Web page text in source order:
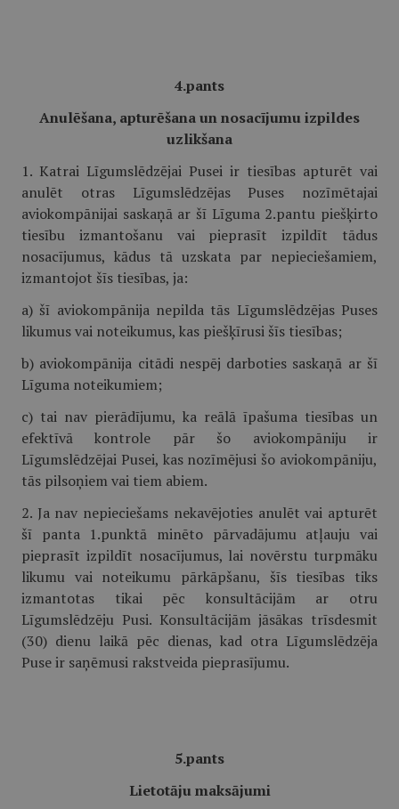
4.pants
Anulēšana, apturēšana un nosacījumu izpildes
uzlikšana
1. Katrai Līgumslēdzējai Pusei ir tiesības apturēt vai
anulēt otras Līgumslēdzējas Puses nozīmētajai
aviokompānijai saskaņā ar šī Līguma 2.pantu piešķirto
tiesību izmantošanu vai pieprasīt izpildīt tādus
nosacījumus, kādus tā uzskata par nepieciešamiem,
izmantojot šīs tiesības, ja:
a) šī aviokompānija nepilda tās Līgumslēdzējas Puses
likumus vai noteikumus, kas piešķīrusi šīs tiesības;
b) aviokompānija citādi nespēj darboties saskaņā ar šī
Līguma noteikumiem;
c) tai nav pierādījumu, ka reālā īpašuma tiesības un
efektīvā kontrole pār šo aviokompāniju ir
Līgumslēdzējai Pusei, kas nozīmējusi šo aviokompāniju,
tās pilsoņiem vai tiem abiem.
2. Ja nav nepieciešams nekavējoties anulēt vai apturēt
šī panta 1.punktā minēto pārvadājumu atļauju vai
pieprasīt izpildīt nosacījumus, lai novērstu turpmāku
likumu vai noteikumu pārkāpšanu, šīs tiesības tiks
izmantotas tikai pēc konsultācijām ar otru
Līgumslēdzēju Pusi. Konsultācijām jāsākas trīsdesmit
(30) dienu laikā pēc dienas, kad otra Līgumslēdzēja
Puse ir saņēmusi rakstveida pieprasījumu.
5.pants
Lietotāju maksājumi